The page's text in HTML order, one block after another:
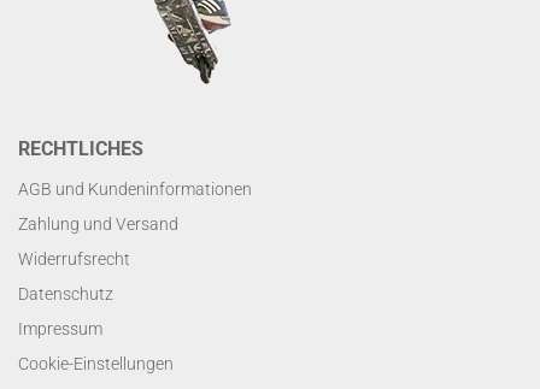
RECHTLICHES
AGB und Kundeninformationen
Zahlung und Versand
Widerrufsrecht
Datenschutz
Impressum
Cookie-Einstellungen